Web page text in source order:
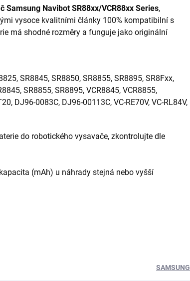
Navibot SR88xx/VCR88xx Series,
vysoce kvalitními články 100% kompatibilní s
má shodné rozměry a funguje jako originální
SR8845, SR8850, SR8855, SR8895, SR8Fxx,
SR8855, SR8895, VCR8845, VCR8855,
DJ96-0083C, DJ96-00113C, VC-RE70V, VC-RL84V,
do robotického vysavače, zkontrolujte dle
(mAh) u náhrady stejná nebo vyšší
SAMSUNG